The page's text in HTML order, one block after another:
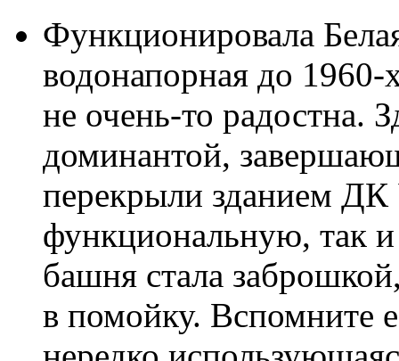
Функционировала
водонапорная до 1960-
не очень-то радостна.
доминантой,
перекрыли зданием
функциональную, так и
башня стала
в помойку. Вспомните